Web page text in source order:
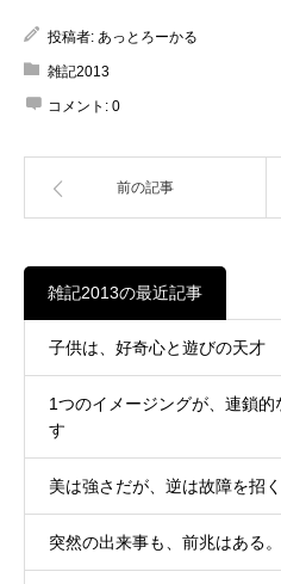
投稿者: あっとろーかる
雑記2013
コメント: 0
前の記事
雑記2013の最近記事
子供は、好奇心と遊びの天才
1つのイメージングが、連鎖
す
美は強さだが、逆は故障を招く
突然の出来事も、前兆はある。